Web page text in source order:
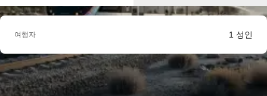
여행자 1 성인